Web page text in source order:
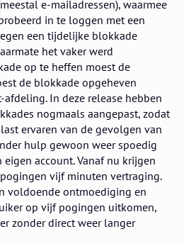
e-mailadressen), waarmee
in te loggen met een
een tijdelijke blokkade
het vaker werd
op te heffen moest de
de blokkade opgeheven
In deze release hebben
nogmaals aangepast, zodat
ervaren van de gevolgen van
hulp gewoon weer spoedig
account. Vanaf nu krijgen
vijf minuten vertraging.
voldoende ontmoediging en
op vijf pogingen uitkomen,
zonder direct weer langer